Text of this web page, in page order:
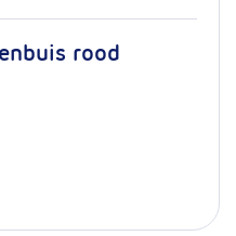
rood